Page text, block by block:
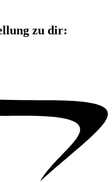
zu dir: